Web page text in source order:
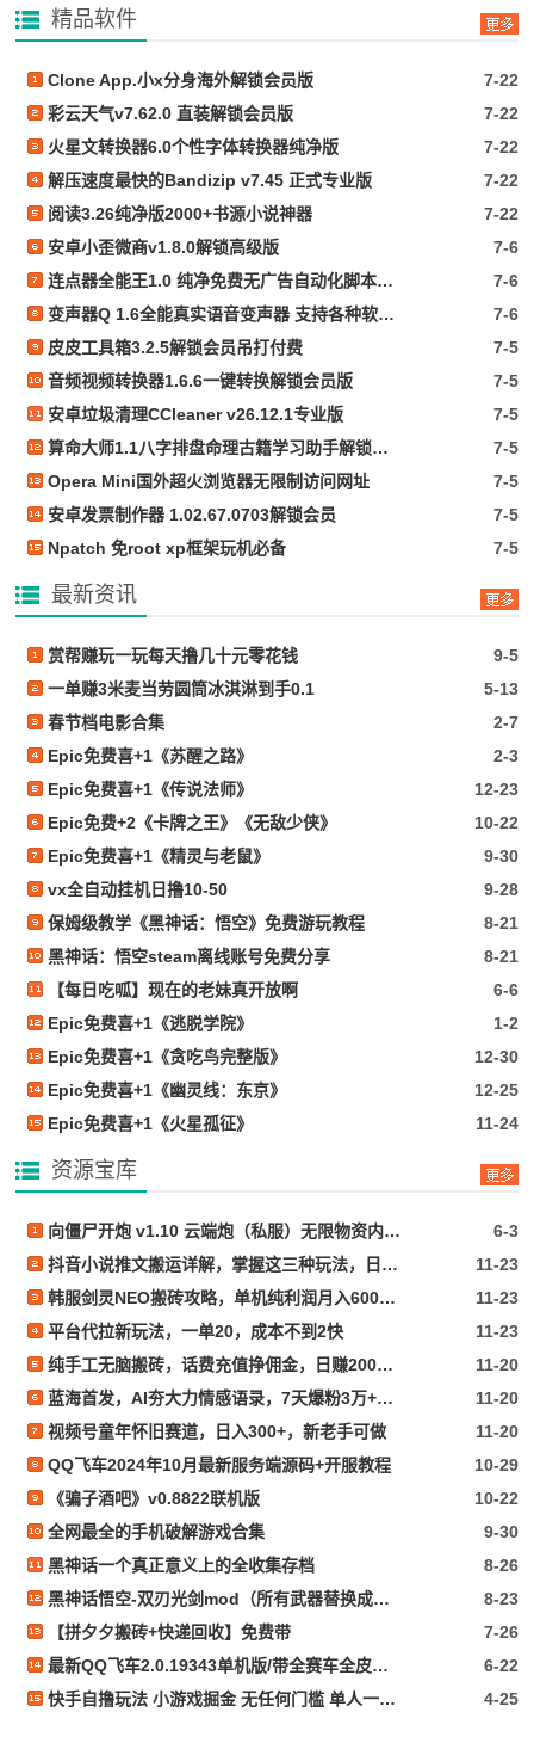
精品软件
Clone App.小x分身海外解锁会员版
7-22
彩云天气v7.62.0 直装解锁会员版
7-22
火星文转换器6.0个性字体转换器纯净版
7-22
解压速度最快的Bandizip v7.45 正式专业版
7-22
阅读3.26纯净版2000+书源小说神器
7-22
安卓小歪微商v1.8.0解锁高级版
7-6
连点器全能王1.0 纯净免费无广告自动化脚本抢票等
7-6
变声器Q 1.6全能真实语音变声器 支持各种软件游戏
7-6
皮皮工具箱3.2.5解锁会员吊打付费
7-5
音频视频转换器1.6.6一键转换解锁会员版
7-5
安卓垃圾清理CCleaner v26.12.1专业版
7-5
算命大师1.1八字排盘命理古籍学习助手解锁会员
7-5
Opera Mini国外超火浏览器无限制访问网址
7-5
安卓发票制作器 1.02.67.0703解锁会员
7-5
Npatch 免root xp框架玩机必备
7-5
最新资讯
赏帮赚玩一玩每天撸几十元零花钱
9-5
一单赚3米麦当劳圆筒冰淇淋到手0.1
5-13
春节档电影合集
2-7
Epic免费喜+1《苏醒之路》
2-3
Epic免费喜+1《传说法师》
12-23
Epic免费+2《卡牌之王》《无敌少侠》
10-22
Epic免费喜+1《精灵与老鼠》
9-30
vx全自动挂机日撸10-50
9-28
保姆级教学《黑神话：悟空》免费游玩教程
8-21
黑神话：悟空steam离线账号免费分享
8-21
【每日吃呱】现在的老妹真开放啊
6-6
Epic免费喜+1《逃脱学院》
1-2
Epic免费喜+1《贪吃鸟完整版》
12-30
Epic免费喜+1《幽灵线：东京》
12-25
Epic免费喜+1《火星孤征》
11-24
资源宝库
向僵尸开炮 v1.10 云端炮（私服）无限物资内置作弊
6-3
抖音小说推文搬运详解，掌握这三种玩法，日入多张不是问题
11-23
韩服剑灵NEO搬砖攻略，单机纯利润月入6000+ 可矩阵操作，简单好上手
11-23
平台代拉新玩法，一单20，成本不到2快
11-23
纯手工无脑搬砖，话费充值挣佣金，日赚200+长期稳定
11-20
蓝海首发，AI夯大力情感语录，7天爆粉3万+，变现思路和制作全流程拆解
11-20
视频号童年怀旧赛道，日入300+，新老手可做
11-20
QQ飞车2024年10月最新服务端源码+开服教程
10-29
《骗子酒吧》v0.8822联机版
10-22
全网最全的手机破解游戏合集
9-30
黑神话一个真正意义上的全收集存档
8-26
黑神话悟空-双刃光剑mod（所有武器替换成光剑）
8-23
【拼夕夕搬砖+快递回收】免费带
7-26
最新QQ飞车2.0.19343单机版/带全赛车全皮肤+GM指令+所有功能完好无损/看必看文本
6-22
快手自撸玩法 小游戏掘金 无任何门槛 单人一天400-600
4-25